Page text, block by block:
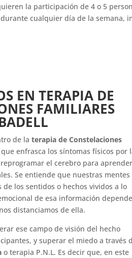
la participación de 4 o 5
cualquier día de la semana,
EN TERAPIA DE
FAMILIARES
de laterapia de Constelaciones
enfrasca los síntomas físicos por
el cerebro para
Se entiende que nuestras mentes
los sentidos o hechos vividos a lo
de esa información
distanciamos de ella.
ese campo de visión del hecho
y superar el miedo a través
o terapia P.N.L. Es decir que, en este